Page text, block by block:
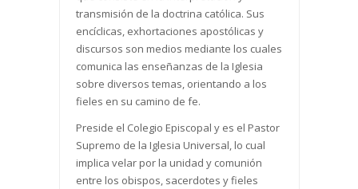
transmisión de la doctrina católica. Sus
encíclicas, exhortaciones apostólicas y
discursos son medios mediante los cuales
comunica las enseñanzas de la Iglesia
sobre diversos temas, orientando a los
fieles en su camino de fe.
Preside el Colegio Episcopal y es el Pastor
Supremo de la Iglesia Universal, lo cual
implica velar por la unidad y comunión
entre los obispos, sacerdotes y fieles